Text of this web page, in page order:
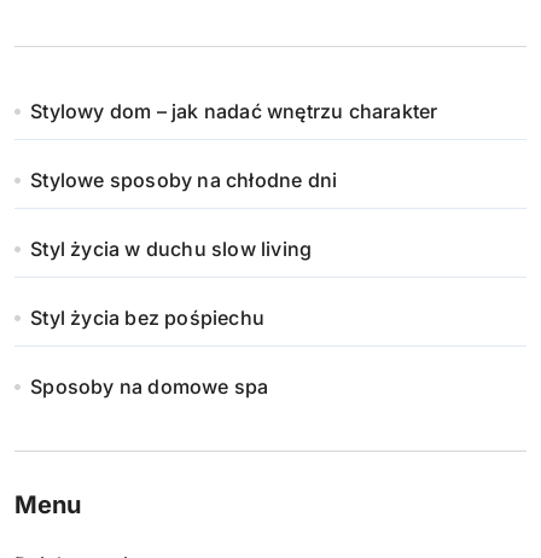
Stylowy dom – jak nadać wnętrzu charakter
Stylowe sposoby na chłodne dni
Styl życia w duchu slow living
Styl życia bez pośpiechu
Sposoby na domowe spa
Menu